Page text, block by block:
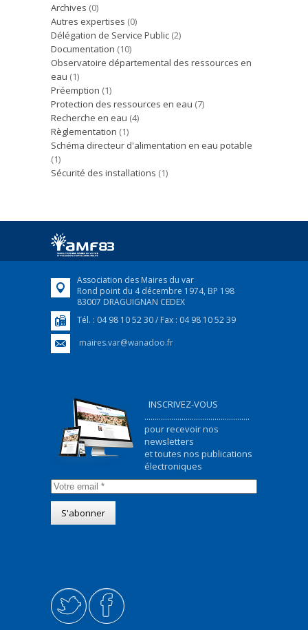
Archives (0)
Autres expertises (0)
Délégation de Service Public (2)
Documentation (10)
Observatoire départemental des ressources en
eau (1)
Préemption (1)
Protection des ressources en eau (7)
Recherche en eau (4)
Règlementation (1)
Schéma directeur d'alimentation en eau potable
(1)
Sécurité des installations (1)
Association des Maires du var
Rond point du 4 décembre 1974, BP 198
83007 DRAGUIGNAN CEDEX
Tél. : 04 98 10 52 30 / Fax : 04 98 10 52 39
maires.var@wanadoo.fr
INSCRIVEZ-VOUS
...................................................
pour recevoir nos
newsletters
et toutes nos publications
électroniques